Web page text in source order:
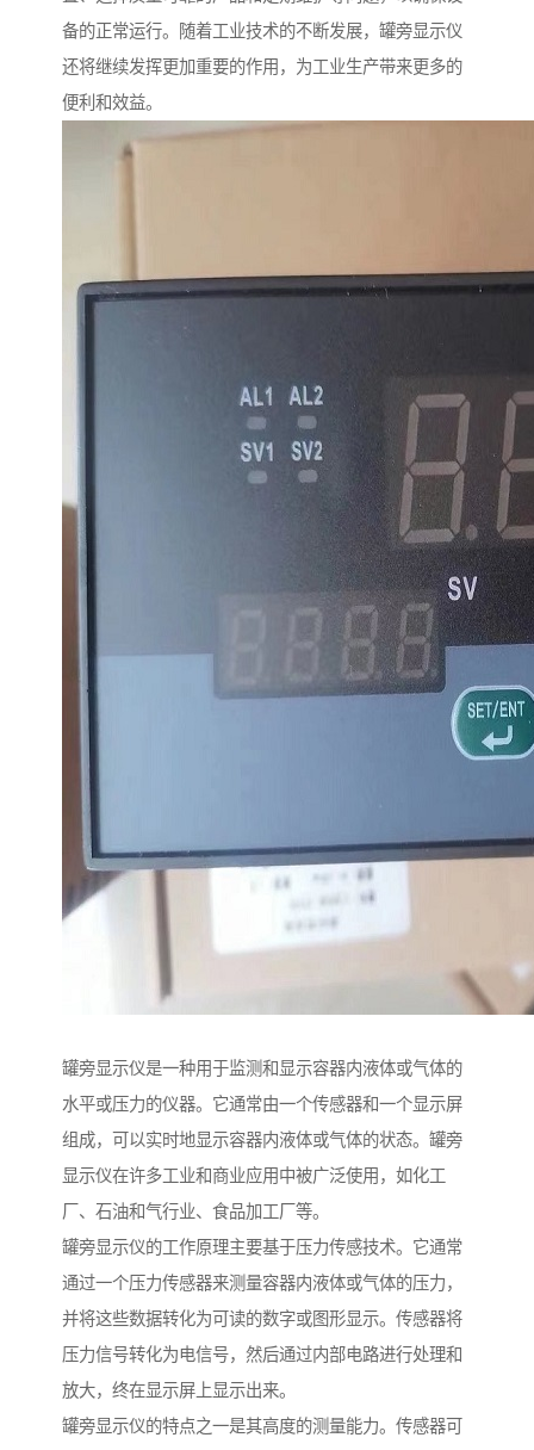
备的正常运行。随着工业技术的不断发展，罐旁显示仪
还将继续发挥更加重要的作用，为工业生产带来更多的
便利和效益。
罐旁显示仪是一种用于监测和显示容器内液体或气体的
水平或压力的仪器。它通常由一个传感器和一个显示屏
组成，可以实时地显示容器内液体或气体的状态。罐旁
显示仪在许多工业和商业应用中被广泛使用，如化工
厂、石油和气行业、食品加工厂等。
罐旁显示仪的工作原理主要基于压力传感技术。它通常
通过一个压力传感器来测量容器内液体或气体的压力，
并将这些数据转化为可读的数字或图形显示。传感器将
压力信号转化为电信号，然后通过内部电路进行处理和
放大，终在显示屏上显示出来。
罐旁显示仪的特点之一是其高度的测量能力。传感器可